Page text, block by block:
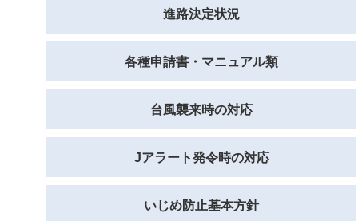
進路決定状況
各種申請書・マニュアル類
台風襲来時の対応
Jアラート発令時の対応
いじめ防止基本方針